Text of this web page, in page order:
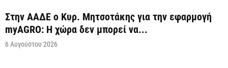
Στην ΑΑΔΕ ο Κυρ. Μητσοτάκης για την εφαρμογή
myAGRO: Η χώρα δεν μπορεί να...
6 Αυγούστου 2026